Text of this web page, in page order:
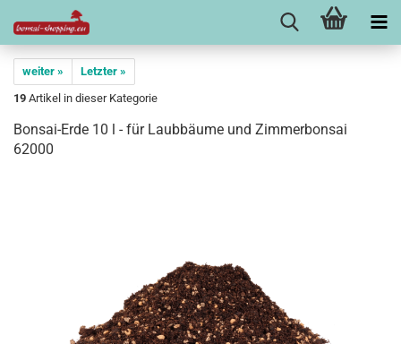
weiter »
Letzter »
19 Artikel in dieser Kategorie
Bonsai-Erde 10 l - für Laubbäume und Zimmerbonsai
62000